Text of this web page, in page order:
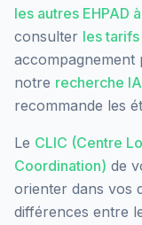
les autres EHPAD à
consulter les tarifs
accompagnement
notre recherche IA
recommande les
Le CLIC (Centre
Coordination) de
orienter dans vos
différences entre